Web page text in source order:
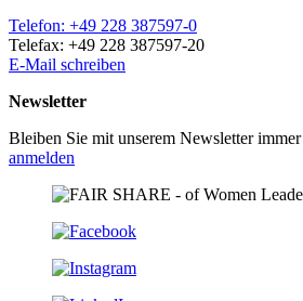
Telefon: +49 228 387597-0
Telefax: +49 228 387597-20
E-Mail schreiben
Newsletter
Bleiben Sie mit unserem Newsletter
anmelden